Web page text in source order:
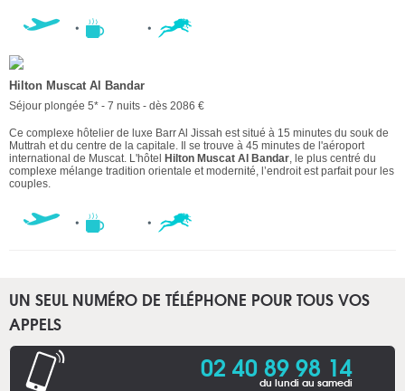
Hilton Muscat Al Bandar
Séjour plongée 5* - 7 nuits - dès 2086 €
Ce complexe hôtelier de luxe Barr Al Jissah est situé à 15 minutes du souk de
Muttrah et du centre de la capitale. Il se trouve à 45 minutes de l'aéroport
international de Muscat. L'hôtel Hilton Muscat Al Bandar , le plus centré du
complexe mélange tradition orientale et modernité, l’endroit est parfait pour les
couples.
UN SEUL NUMÉRO DE TÉLÉPHONE POUR TOUS VOS
APPELS
02 40 89 98 14
du lundi au samedi